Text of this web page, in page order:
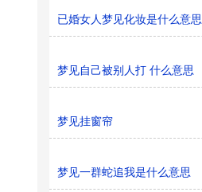
已婚女人梦见化妆是什么意思
梦见自己被别人打 什么意思
梦见挂窗帘
梦见一群蛇追我是什么意思